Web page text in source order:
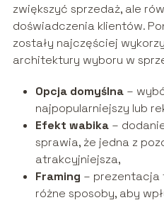
zwiększyć sprzedaż, ale
doświadczenia klientów.
zostały najczęściej
architektury wyboru w
Opcja domyślna–
najpopularniejszy lub
Efekt wabika–
sprawia, że jedna z
atrakcyjniejsza,
Framing – prezentacja
różne sposoby, aby